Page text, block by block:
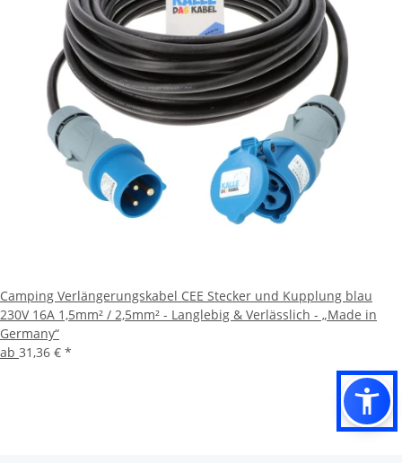
Camping Verlängerungskabel CEE Stecker und Kupplung blau
230V 16A 1,5mm² / 2,5mm² - Langlebig & Verlässlich - „Made in
Germany“
ab 31,36 € *